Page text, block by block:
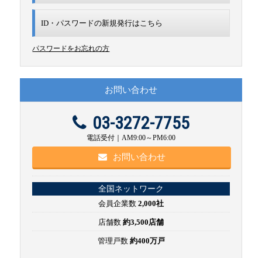
ID・パスワードの新規発行はこちら
パスワードをお忘れの方
お問い合わせ
03-3272-7755
電話受付｜AM9:00～PM6:00
お問い合わせ
全国ネットワーク
会員企業数 2,000社
店舗数 約3,500店舗
管理戸数 約400万戸